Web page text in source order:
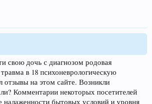
свою дочь с диагнозом родовая
в 18 психоневрологическую
отзывы на этом сайте. Возникли
Комментарии некоторых посетителей
налаженности бытовых условий и уровня